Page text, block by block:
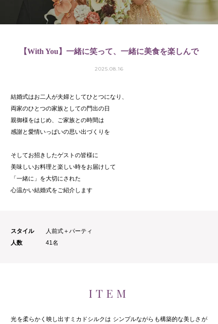
【With You】一緒に笑って、一緒に美食を楽しんで
2025.08.16
結婚式はお二人が夫婦としてひとつになり、
両家のひとつの家族としての門出の日
親御様をはじめ、ご家族との時間は
感謝と愛情いっぱいの思い出づくりを
そしてお招きしたゲストの皆様に
美味しいお料理と楽しい時をお届けして
「一緒に」を大切にされた
心温かい結婚式をご紹介します
スタイル
人前式＋パーティ
人数
41名
ITEM
光を柔らかく映し出すミカドシルクは シンプルながらも構築的な美しさが